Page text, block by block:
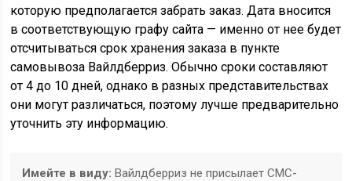
которую предполагается забрать заказ. Дата вносится
в соответствующую графу сайта — именно от нее будет
отсчитываться срок хранения заказа в пункте
самовывоза Вайлдберриз. Обычно сроки составляют
от 4 до 10 дней, однако в разных представительствах
они могут различаться, поэтому лучше предварительно
уточнить эту информацию.
Имейте в виду: Вайлдберриз не присылает СМС-